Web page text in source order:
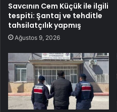
Savcının Cem Küçük ile ilgili
tespiti: Şantaj ve tehditle
tahsilatçılık yapmış
Ağustos 9, 2026